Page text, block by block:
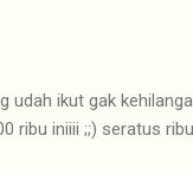
udah ikut gak
ribu iniiii ;;) seratus